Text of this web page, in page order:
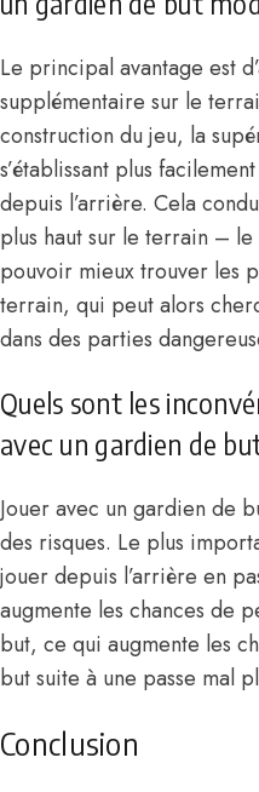
Le principal avantage est
supplémentaire sur le
construction du jeu, la
s’établissant plus
depuis l’arrière. Cela
plus haut sur le terrain –
pouvoir mieux trouver les
terrain, qui peut alors
dans des parties
Quels sont les
avec un gardien de
Jouer avec un gardien de
des risques. Le plus
jouer depuis l’arrière en
augmente les chances de
but, ce qui augmente les
but suite à une passe mal
Conclusion